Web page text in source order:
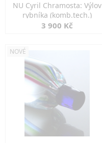
NU Cyril Chramosta: Výlov
rybníka (komb.tech.)
3 900 Kč
NOVÉ